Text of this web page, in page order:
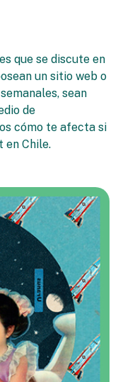
que se discute en
un sitio web o
sean
de
cómo te afecta si
en Chile.